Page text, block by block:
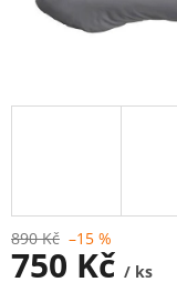
890 Kč –15 %
750 Kč / ks